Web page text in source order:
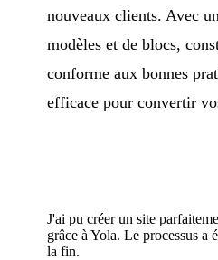
nouveaux clients. Avec
modèles et de blocs,
conforme aux bonnes
efficace pour convertir
J'ai pu créer un site
grâce à Yola. Le processus a
la fin.